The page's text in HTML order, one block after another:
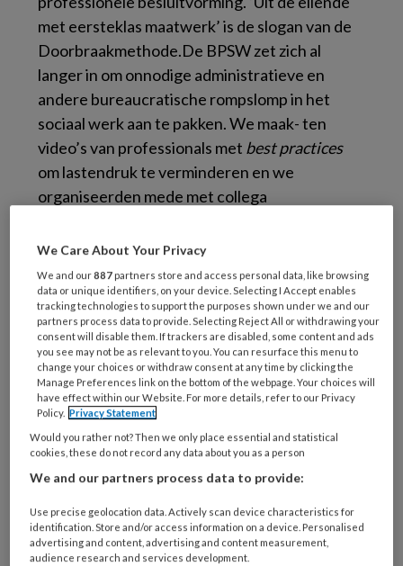
met eersteklas maatwerk’ is de slogan van de
Doorbraakmethode.De BPSW zet zich al
langer in om onnodige administratieve en
andere bureaucratische rompslomp in het
sociaal werk aan te pakken. We maak- ten
video’s van professionals met best practices
om lastendruk te verminderen en we
organiseerden mede met collega
ministerie van VWS schrapsessies. Het is goed
nieuws dat IPW en BPSW nu ook gaan
samenwerken om meer maatwerk en minder
bureaucratie mogelijk te maken.
Professionele handelingsruimte wordt soms
met de Donut-metafoor beschreven: de
Donut bevat de regels, wetten en procedures
en het gat van de Donut de professionele
ruimte. Het is geen tegenstelling, procedures
en regels zijn nodig om de professionele ruimte
goed te benutten. Maar soms kunnen
procedures en regels te bureaucratisch
worden en neemt de handelingsruimte juist af.
We Care About Your Privacy
We and our887 partners store and access personal data, like browsing
data or unique identifiers, on your device. Selecting I Accept enables
tracking technologies to support the purposes shown under we and our
partners process data to provide. Selecting Reject All or withdrawing your
consent will disable them. If trackers are disabled, some content and ads
you see may not be as relevant to you. You can resurface this menu to
change your choices or withdraw consent at any time by clicking the
Manage Preferences link on the bottom of the webpage. Your choices will
have effect within our Website. For more details, refer to our Privacy
Policy. Privacy Statement
Would you rather not? Then we only place essential and statistical
cookies, these do not record any data about you as a person
We and our partners process data to provide:
Use precise geolocation data. Actively scan device characteristics for
identification. Store and/or access information on a device. Personalised
advertising and content, advertising and content measurement,
audience research and services development.